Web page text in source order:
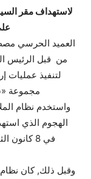
لاستهداف مقر
العميد الحرسي
لتنفيذ عمليات
مجموعة
الهجوم الذي
وقبل ذلك, كان